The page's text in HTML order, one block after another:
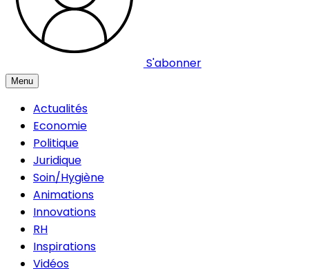
S'abonner
Menu
Actualités
Economie
Politique
Juridique
Soin/Hygiène
Animations
Innovations
RH
Inspirations
Vidéos